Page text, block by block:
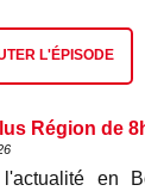
L'ÉPISODE
Région de
en